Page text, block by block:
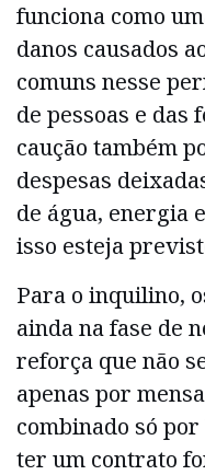
funciona como
danos causados
comuns nesse
de pessoas e das
caução também
despesas
de água, energia
isso esteja
Para o inquilino,
ainda na fase de
reforça que não
apenas por
combinado só
ter um contrato